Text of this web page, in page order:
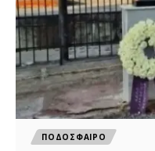
ΠΟΔΟΣΦΑΙΡΟ